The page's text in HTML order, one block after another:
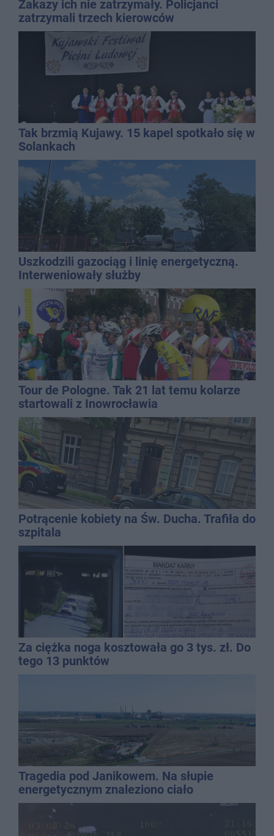
Zakazy ich nie zatrzymały. Policjanci
zatrzymali trzech kierowców
Tak brzmią Kujawy. 15 kapel spotkało się w
Solankach
Uszkodzili gazociąg i linię energetyczną.
Interweniowały służby
Tour de Pologne. Tak 21 lat temu kolarze
startowali z Inowrocławia
Potrącenie kobiety na Św. Ducha. Trafiła do
szpitala
Za ciężka noga kosztowała go 3 tys. zł. Do
tego 13 punktów
Tragedia pod Janikowem. Na słupie
energetycznym znaleziono ciało
mężczyzny